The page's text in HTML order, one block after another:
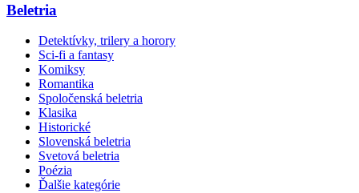
Beletria
Detektívky, trilery a horory
Sci-fi a fantasy
Komiksy
Romantika
Spoločenská beletria
Klasika
Historické
Slovenská beletria
Svetová beletria
Poézia
Ďalšie kategórie